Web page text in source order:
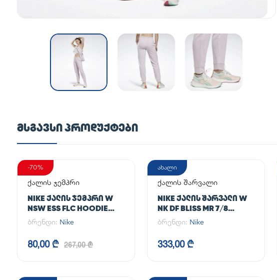
ᲛᲡᲒᲐᲕᲡᲘ ᲞᲠᲝᲓᲣᲥᲢᲔᲑᲘ
-70%
ქალის ჯემპრი
NIKE ᲥᲐᲚᲘᲡ ᲯᲔᲛᲞᲠᲘ W
NSW ESS FLC HOODIE
CLCTN RE
ბრენდი: Nike
80,00 ₾ 267,00 ₾
ახალი
ქალის შარვალი
NIKE ᲥᲐᲚᲘᲡ ᲨᲐᲠᲕᲐᲚᲘ W
NK DF BLISS MR 7/8
JOGGER
ბრენდი: Nike
333,00 ₾